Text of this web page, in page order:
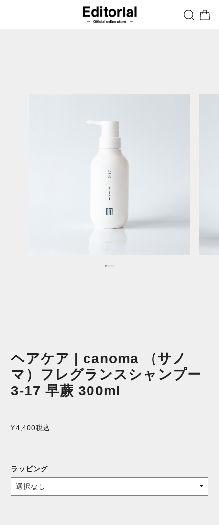
ヘアケア | canoma （サノ
マ）フレグランスシャンプー
3-17 早蕨 300ml
¥4,400税込
ラッピング